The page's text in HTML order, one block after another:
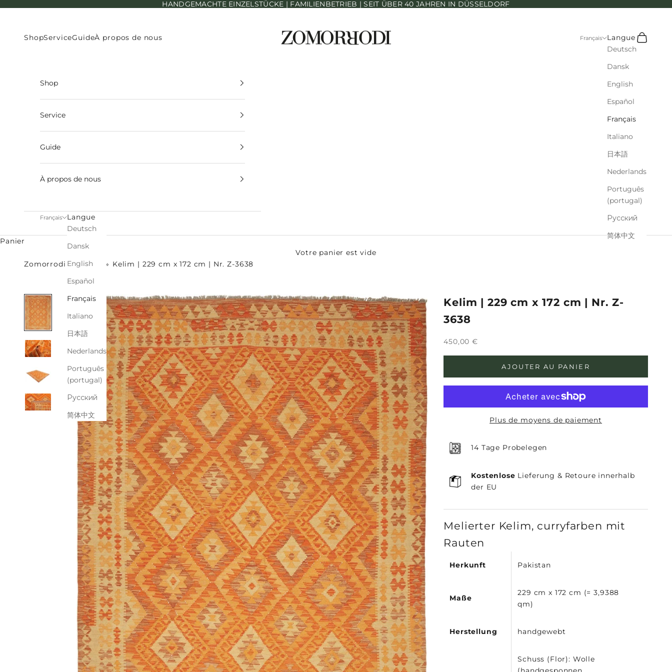
HANDGEMACHTE EINZELSTÜCKE | FAMILIENBETRIEB | SEIT ÜBER 40 JAHREN IN DÜSSELDORF
ShopServiceGuideÀ propos de nous Français
Langue
Deutsch
Dansk
English
Español
Français
Italiano
日本語
Nederlands
Português
(portugal)
Русский
简体中文
Recherche
Panier
Shop
Service
Guide
À propos de nous
Français
Langue
Deutsch
Dansk
English
Español
Français
Italiano
日本語
Nederlands
Português
(portugal)
Русский
简体中文
Panier
Votre panier est vide
Zomorrodi Teppiche
Kelim | 229 cm x 172 cm | Nr. Z-3638
Kelim | 229 cm x 172 cm | Nr. Z-
3638
Prix de vente
450,00 €
AJOUTER AU PANIER
Plus de moyens de paiement
14 Tage Probelegen
Kostenlose Lieferung & Retoure innerhalb
der EU
Melierter Kelim, curryfarben mit
Rauten
Herkunft Pakistan
Maße
229 cm x 172 cm (= 3,9388
qm)
Herstellung handgewebt
Schuss (Flor): Wolle